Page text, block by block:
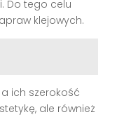
Do tego celu
klejowych.
ich szerokość
ale również